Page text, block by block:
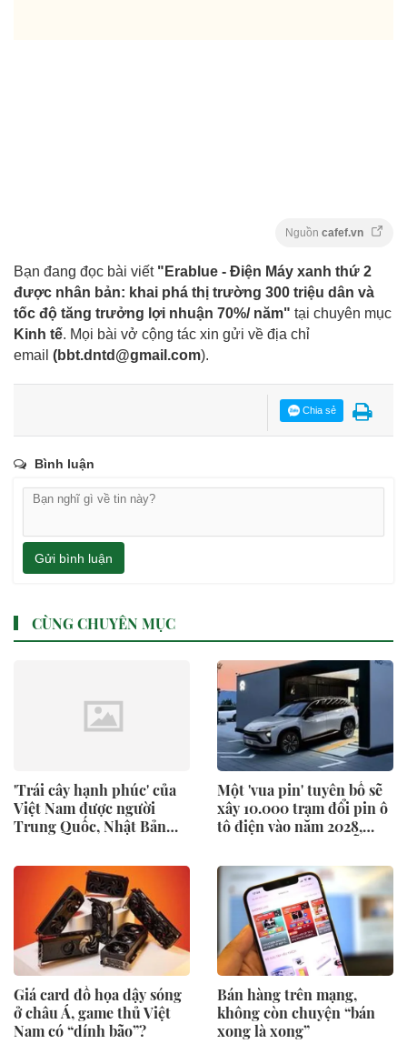
Nguồn cafef.vn
Bạn đang đọc bài viết "Erablue - Điện Máy xanh thứ 2
được nhân bản: khai phá thị trường 300 triệu dân và
tốc độ tăng trưởng lợi nhuận 70%/ năm" tại chuyên mục
Kinh tế. Mọi bài vở cộng tác xin gửi về địa chỉ
email (bbt.dntd@gmail.com).
Chia sẻ
Bình luận
Gửi bình luận
CÙNG CHUYÊN MỤC
'Trái cây hạnh phúc' của
Việt Nam được người
Trung Quốc, Nhật Bản
chạy đua mở rộng diện
Một 'vua pin' tuyên bố sẽ
xây 10.000 trạm đổi pin ô
tô điện vào năm 2028,
ngày chỉ với 3 phút
Giá card đồ họa dậy sóng
ở châu Á, game thủ Việt
Nam có “dính bão”?
Bán hàng trên mạng,
không còn chuyện “bán
xong là xong”